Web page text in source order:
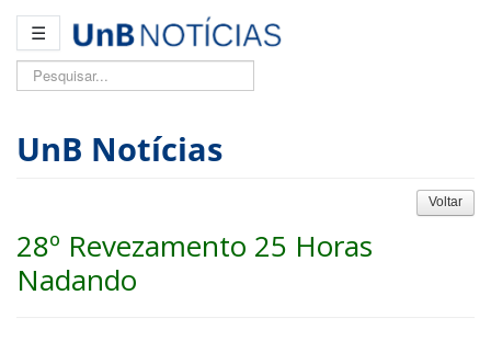
☰
Pesquisar...
UnB Notícias
Voltar
28º Revezamento 25 Horas
Nadando